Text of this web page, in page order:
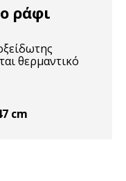
ράφι
θερμαντικό
cm